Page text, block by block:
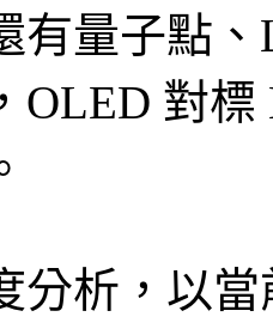
有量子點
OLED 對
分析，以